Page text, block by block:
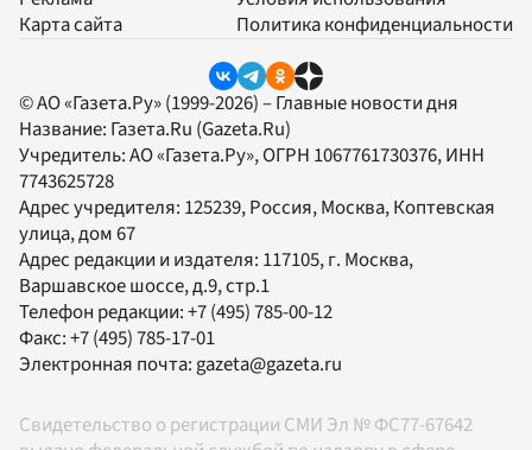
Карта сайта
Политика конфиденциальности
© АО «Газета.Ру» (1999-2026) – Главные новости дня
Название: Газета.Ru (Gazeta.Ru)
Учредитель:АО «Газета.Ру», ОГРН 1067761730376, ИНН
7743625728
Адрес учредителя: 125239, Россия, Москва, Коптевская
улица, дом 67
Адрес редакции и издателя: 117105, г. Москва,
Варшавское шоссе, д.9, стр.1
Телефон редакции:+7 (495) 785-00-12
Факс:+7 (495) 785-17-01
Электронная почта:gazeta@gazeta.ru
Свидетельство о регистрации СМИ Эл № ФС77-67642